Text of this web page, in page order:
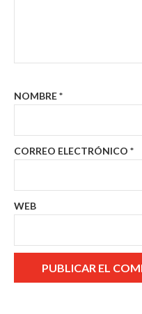
NOMBRE*
CORREO ELECTRÓNICO *
WEB